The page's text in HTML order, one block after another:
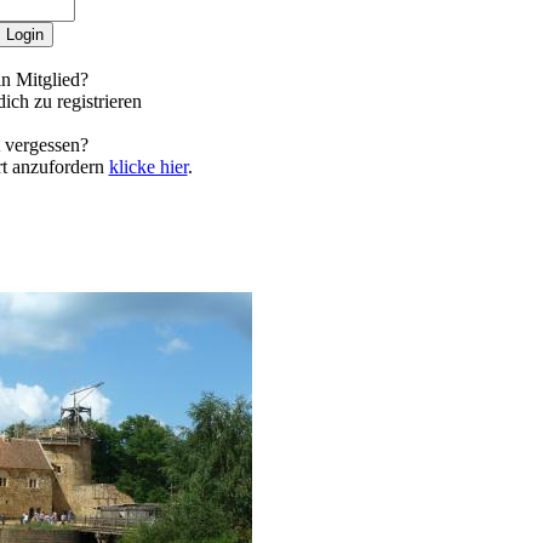
Mitglied?
zu registrieren
anzufordern klicke hier.